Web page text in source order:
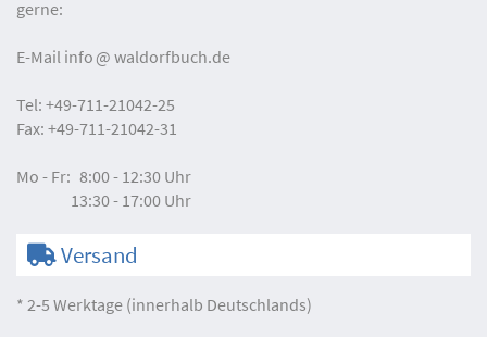
gerne:
E-Mail info waldorfbuch.de
Tel: +49-711-21042-25
Fax: +49-711-21042-31
Mo - Fr: 8:00 - 12:30 Uhr
13:30 - 17:00 Uhr
Versand
* 2-5 Werktage (innerhalb Deutschlands)